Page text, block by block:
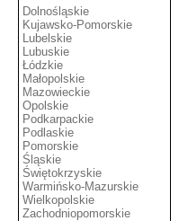
Dolnośląskie
Kujawsko-Pomorskie
Lubelskie
Lubuskie
Łódzkie
Małopolskie
Mazowieckie
Opolskie
Podkarpackie
Podlaskie
Pomorskie
Śląskie
Świętokrzyskie
Warmińsko-Mazurskie
Wielkopolskie
Zachodniopomorskie